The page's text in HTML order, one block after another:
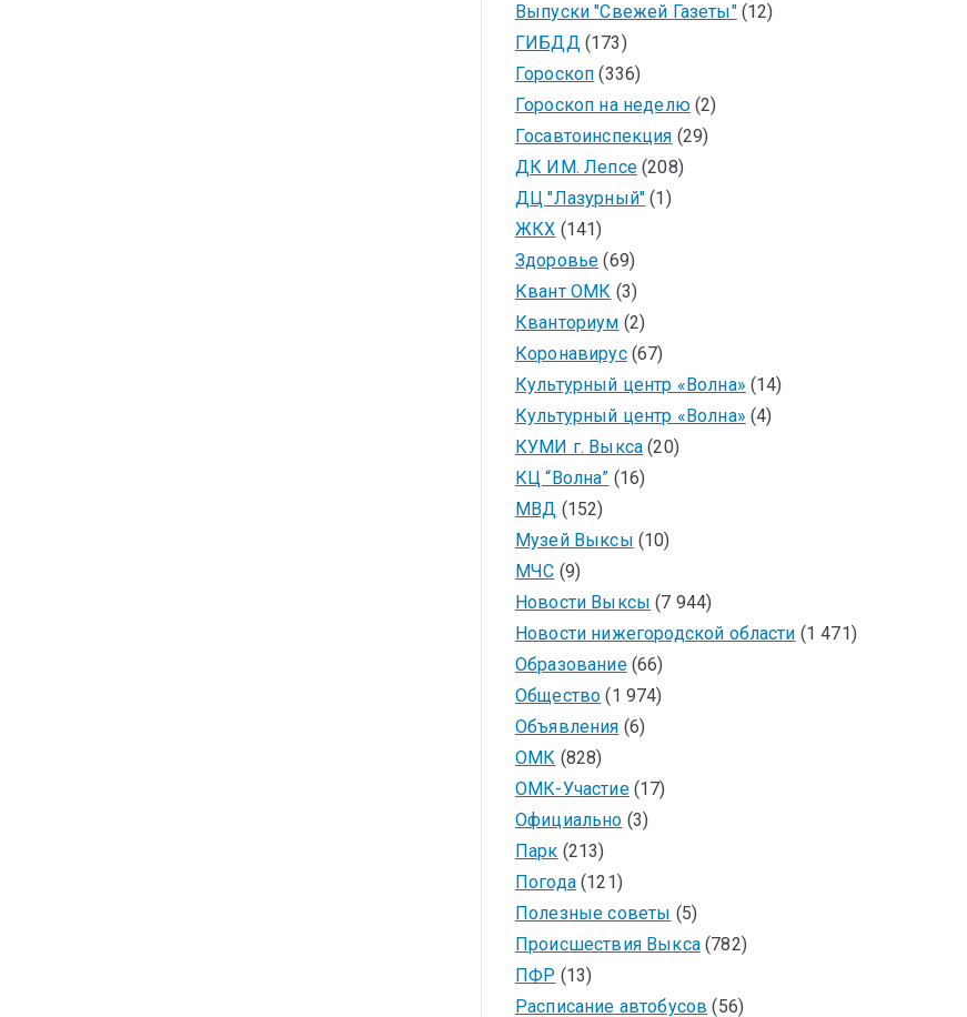
Выпуски "Свежей Газеты"(12)
ГИБДД(173)
Гороскоп (336)
Гороскоп на неделю(2)
Госавтоинспекция (29)
ДК ИМ. Лепсе(208)
ДЦ "Лазурный" (1)
ЖКХ (141)
Здоровье (69)
Квант ОМК (3)
Кванториум (2)
Коронавирус(67)
Культурный центр «Волна» (14)
Культурный центр «Волна» (4)
КУМИ г. Выкса (20)
КЦ “Волна” (16)
МВД (152)
Музей Выксы (10)
МЧС (9)
Новости Выксы (7 944)
Новости нижегородской области (1 471)
Образование(66)
Общество (1 974)
Объявления (6)
ОМК (828)
ОМК-Участие(17)
Официально (3)
Парк (213)
Погода(121)
Полезные советы (5)
Происшествия Выкса(782)
ПФР (13)
Расписание автобусов (56)